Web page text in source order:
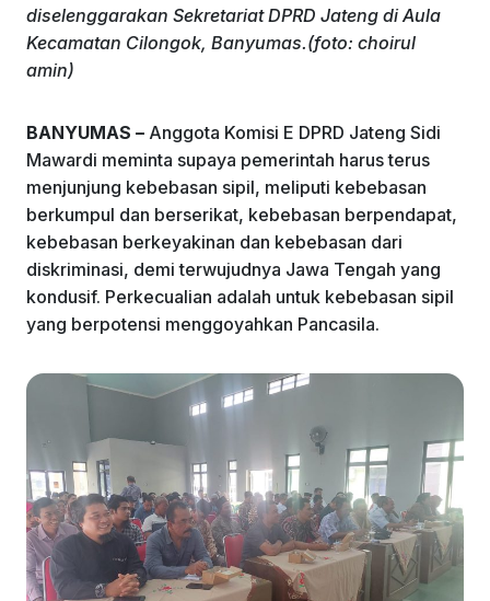
b
o
o
k
dI
n
A
p
a
m
diselenggarakan Sekretariat DPRD Jateng di Aula
Kecamatan Cilongok, Banyumas.(foto: choirul
amin)
BANYUMAS – Anggota Komisi E DPRD Jateng Sidi
Mawardi meminta supaya pemerintah harus terus
menjunjung kebebasan sipil, meliputi kebebasan
berkumpul dan berserikat, kebebasan berpendapat,
kebebasan berkeyakinan dan kebebasan dari
diskriminasi, demi terwujudnya Jawa Tengah yang
kondusif. Perkecualian adalah untuk kebebasan sipil
yang berpotensi menggoyahkan Pancasila.